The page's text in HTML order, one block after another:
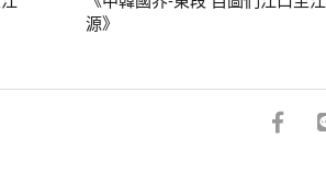
源》